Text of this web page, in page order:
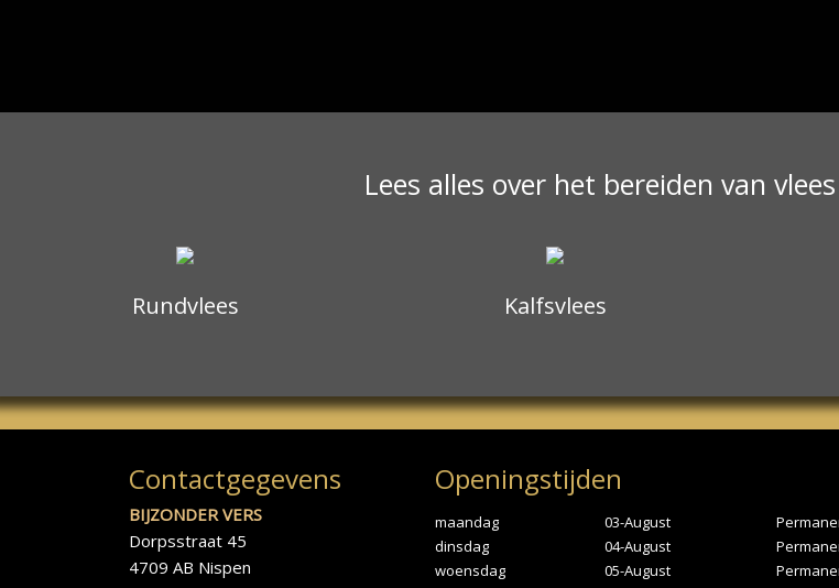
Lees alles over het bereiden van
Rundvlees Kalfsvlees
Contactgegevens
BIJZONDER VERS
Dorpsstraat 45
4709 AB Nispen
Openingstijden
maandag 03-August
dinsdag
04-August
woensdag
05-August